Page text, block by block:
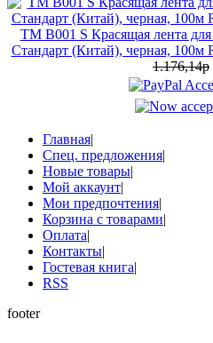
TM B001 S Красящая лента
Стандарт (Китай), черная, 100м
1.176,14р
Главная|
Спец. предложения|
Новые товары|
Мой аккаунт|
Мои предпочтения|
Корзина с товарами|
Оплата|
Контакты|
Гостевая книга|
RSS
footer